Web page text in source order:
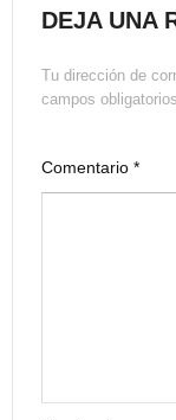
DEJA UNA
Tu dirección de
campos
Comentario *